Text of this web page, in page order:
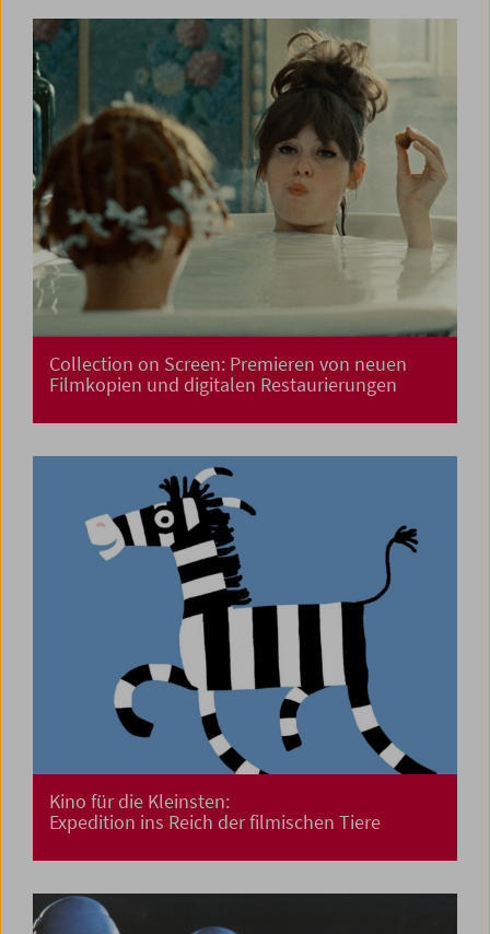
Collection on Screen: Premieren von neuen
Filmkopien und digitalen Restaurierungen
Kino für die Kleinsten:
Expedition ins Reich der filmischen Tiere